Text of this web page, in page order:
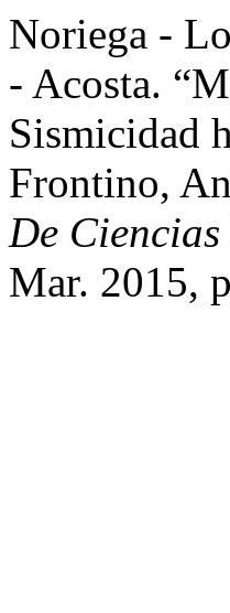
Noriega -
- Acosta.
Sismicidad
Frontino,
De
Mar. 2015,